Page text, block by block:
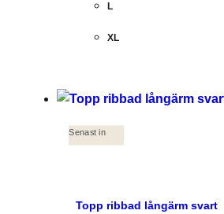
L
XL
Senast in
Topp ribbad långärm svart